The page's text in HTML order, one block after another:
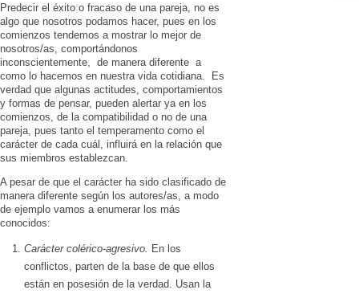
Predecir el éxito o fracaso de una pareja, no es
algo que nosotros podamos hacer, pues en los
comienzos tendemos a mostrar lo mejor de
nosotros/as, comportándonos
inconscientemente, de manera diferente a
como lo hacemos en nuestra vida cotidiana. Es
verdad que algunas actitudes, comportamientos
y formas de pensar, pueden alertar ya en los
comienzos, de la compatibilidad o no de una
pareja, pues tanto el temperamento como el
carácter de cada cuál, influirá en la relación que
sus miembros establezcan.
A pesar de que el carácter ha sido clasificado de
manera diferente según los autores/as, a modo
de ejemplo vamos a enumerar los más
conocidos:
Carácter colérico-agresivo En los
conflictos, parten de la base de que ellos
están en posesión de la verdad. Usan la